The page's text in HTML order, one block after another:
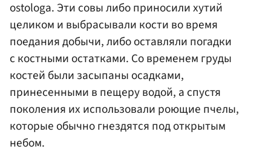
ostologa. Эти совы либо приносили хутий
целиком и выбрасывали кости во время
поедания добычи, либо оставляли погадки
с костными остатками. Со временем груды
костей были засыпаны осадками,
принесенными в пещеру водой, а спустя
поколения их использовали роющие пчелы,
которые обычно гнездятся под открытым
небом.